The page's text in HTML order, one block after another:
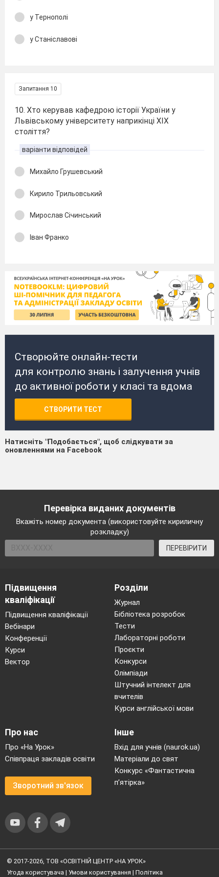
у Тернополі
у Станіславові
Запитання 10
10. Хто керував кафедрою історії України у
Львівському університету наприкінці ХІХ
століття?
варіанти відповідей
Михайло Грушевський
Кирило Трильовський
Мирослав Січинський
Іван Франко
Створюйте онлайн-тести
для контролю знань і залучення учнів
до активної роботи у класі та вдома
СТВОРИТИ ТЕСТ
Натисніть "Подобається", щоб слідкувати за
оновленнями на Facebook
Перевірка виданих документів
Вкажіть номер документа (використовуйте кириличну
розкладку)
ПЕРЕВІРИТИ
Підвищення
кваліфікації
Підвищення кваліфікації
Вебінари
Конференції
Курси
Вектор
Розділи
Журнал
Бібліотека розробок
Тести
Лабораторні роботи
Проєкти
Конкурси
Олімпіади
Штучний інтелект для
вчителів
Курси англійської мови
Про нас
Про «На Урок»
Співпраця закладів освіти
Зворотний зв'язок
Інше
Вхід для учнів (naurok.ua)
Матеріали до свят
Конкурс «Фантастична
п’ятірка»
© 2017-2026, ТОВ «ОСВІТНІЙ ЦЕНТР «НА УРОК»
Угода користувача | Умови користування | Політика